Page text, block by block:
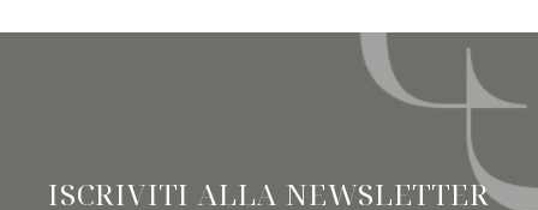
ISCRIVITI ALLA NEWSLETTER